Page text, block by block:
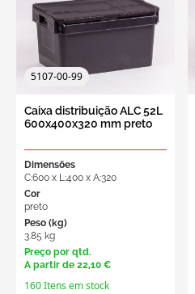
orçamento
5107-00-99
Caixa distribuição ALC 52L
600x400x320 mm preto
Dimensões
C:600 x L:400 x A:320
Cor
preto
Peso (kg)
3.85 kg
Preço por qtd.
A partir de 22,10 €
160 Itens em stock